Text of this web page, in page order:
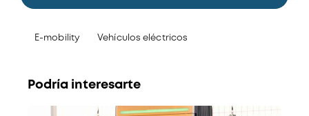
E-mobility Vehículos eléctricos
Podría interesarte